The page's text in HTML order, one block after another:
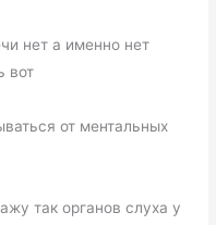
нет а именно нет
вот
от ментальных
так органов слуха у